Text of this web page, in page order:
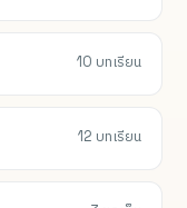
10 บทเรียน
12 บทเรียน